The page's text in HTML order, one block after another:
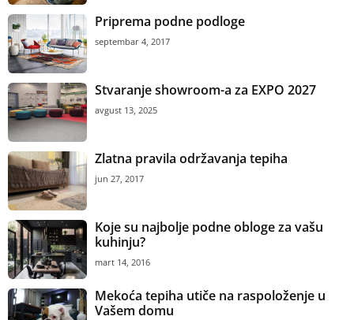
Priprema podne podloge
septembar 4, 2017
Stvaranje showroom-a za EXPO 2027
avgust 13, 2025
Zlatna pravila održavanja tepiha
jun 27, 2017
Koje su najbolje podne obloge za vašu
kuhinju?
mart 14, 2016
Mekoća tepiha utiče na raspoloženje u
Vašem domu